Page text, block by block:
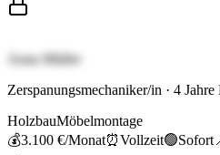
Anna Müller
Zerspanungsmechaniker/in · 4 Jahre
HolzbauMöbelmontage
💰3.100 €/Monat⏰Vollzeit🟢Sofort